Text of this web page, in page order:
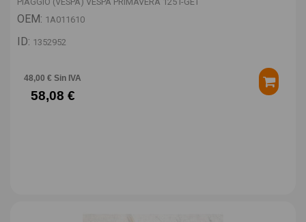
OEM: 1A011610
ID: 1352952
48,00 € Sin IVA
58,08 €